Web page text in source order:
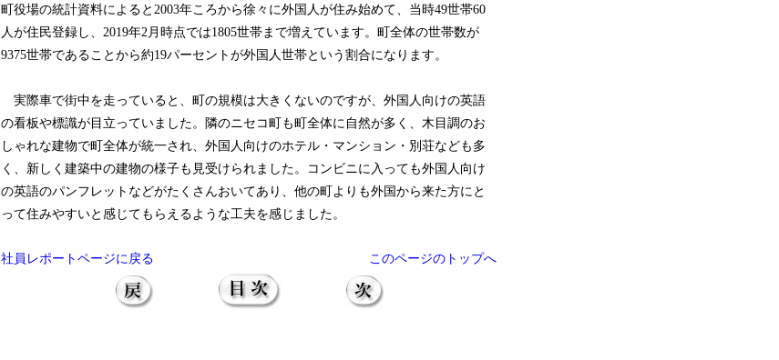
町役場の統計資料によると2003年ころから徐々に外国人が住み始めて、当時49世帯60
人が住民登録し、2019年2月時点では1805世帯まで増えています。町全体の世帯数が
9375世帯であることから約19パーセントが外国人世帯という割合になります。
実際車で街中を走っていると、町の規模は大きくないのですが、外国人向けの英語
の看板や標識が目立っていました。隣のニセコ町も町全体に自然が多く、木目調のお
しゃれな建物で町全体が統一され、外国人向けのホテル・マンション・別荘なども多
く、新しく建築中の建物の様子も見受けられました。コンビニに入っても外国人向け
の英語のパンフレットなどがたくさんおいてあり、他の町よりも外国から来た方にと
って住みやすいと感じてもらえるような工夫を感じました。
社員レポートページに戻る このページのトップへ